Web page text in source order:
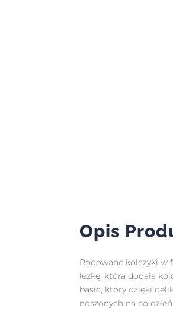
Opis
Rodowane kolczyki w
łezkę, która dodała
basic, który dzięki
noszonych na co